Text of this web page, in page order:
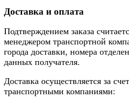
Доставка и оплата
Подтверждением заказа
менеджером транспортной
города доставки, номера
данных получателя.
Доставка осуществляется за
транспортными компаниями: